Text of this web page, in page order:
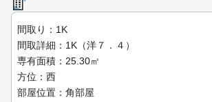
間取り：1K
間取詳細：1K（洋７．４）
専有面積：25.30㎡
方位：西
部屋位置：角部屋